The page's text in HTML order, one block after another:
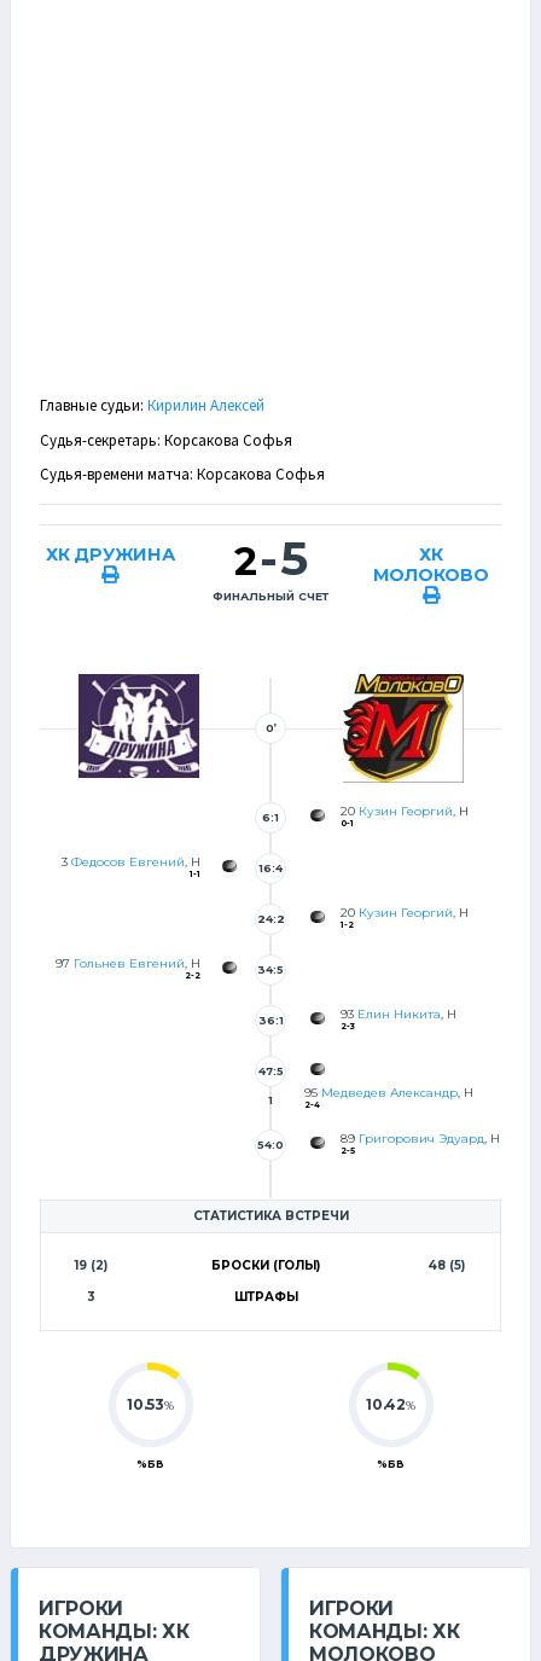
Главные судьи: Кирилин Алексей
Судья-секретарь: Корсакова Софья
Судья-времени матча: Корсакова Софья
ХК ДРУЖИНА 2-5
ФИНАЛЬНЫЙ СЧЕТ
ХК
МОЛОКОВО
0’
20 Кузин Георгий, Н
0-1
6:1
3 Федосов Евгений, Н
1-1 16:4
20 Кузин Георгий, Н
1-2
24:2
97 Гольнев Евгений, Н
2-2 34:5
93 Елин Никита, Н
2-3
36:1
95 Медведев Александр, Н
2-4
47:5
1
89 Григорович Эдуард, Н
2-5
54:0
СТАТИСТИКА ВСТРЕЧИ
19 (2) БРОСКИ (ГОЛЫ)
48 (5)
3
ШТРАФЫ
10.53%
%БВ
10.42%
%БВ
ИГРОКИ
КОМАНДЫ: ХК
ДРУЖИНА
ИГРОКИ
КОМАНДЫ: ХК
МОЛОКОВО